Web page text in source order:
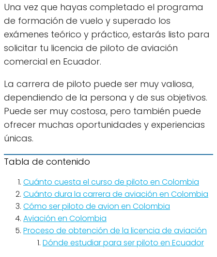
Una vez que hayas completado el programa
de formación de vuelo y superado los
exámenes teórico y práctico, estarás listo para
solicitar tu licencia de piloto de aviación
comercial en Ecuador.
La carrera de piloto puede ser muy valiosa,
dependiendo de la persona y de sus objetivos.
Puede ser muy costosa, pero también puede
ofrecer muchas oportunidades y experiencias
únicas.
Tabla de contenido
Cuánto cuesta el curso de piloto en Colombia
Cuánto dura la carrera de aviación en Colombia
Cómo ser piloto de avion en Colombia
Aviación en Colombia
Proceso de obtención de la licencia de aviación
Dónde estudiar para ser piloto en Ecuador